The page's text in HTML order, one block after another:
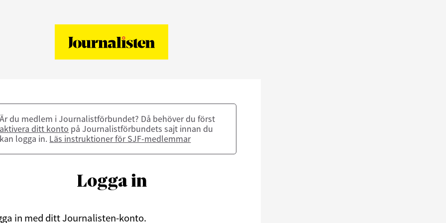
Är du medlem i Journalistförbundet? Då behöver du först
aktivera ditt konto på Journalistförbundets sajt innan du
kan logga in. Läs instruktioner för SJF-medlemmar
Logga in
in med ditt Journalisten-konto.